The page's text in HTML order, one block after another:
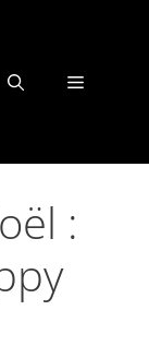
Menu
: